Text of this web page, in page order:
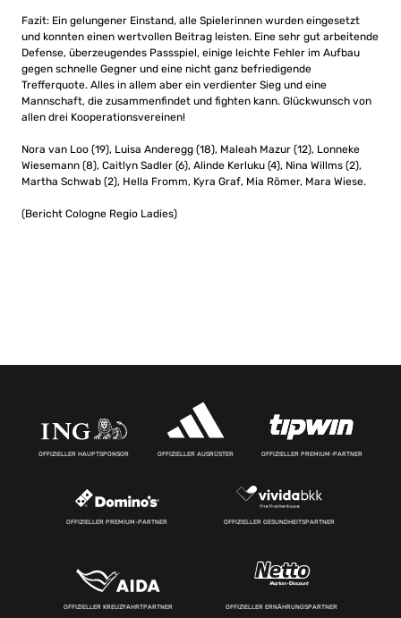
Fazit: Ein gelungener Einstand, alle Spielerinnen wurden eingesetzt
und konnten einen wertvollen Beitrag leisten. Eine sehr gut arbeitende
Defense, überzeugendes Passspiel, einige leichte Fehler im Aufbau
gegen schnelle Gegner und eine nicht ganz befriedigende
Trefferquote. Alles in allem aber ein verdienter Sieg und eine
Mannschaft, die zusammenfindet und fighten kann. Glückwunsch von
allen drei Kooperationsvereinen!
Nora van Loo (19), Luisa Anderegg (18), Maleah Mazur (12), Lonneke
Wiesemann (8), Caitlyn Sadler (6), Alinde Kerluku (4), Nina Willms (2),
Martha Schwab (2), Hella Fromm, Kyra Graf, Mia Römer, Mara Wiese.
(Bericht Cologne Regio Ladies)
OFFIZIELLER HAUPTSPONSOR OFFIZIELLER AUSRÜSTER OFFIZIELLER PREMIUM-PARTNER
OFFIZIELLER PREMIUM-PARTNER OFFIZIELLER GESUNDHEITSPARTNER
OFFIZIELLER KREUZFAHRTPARTNER OFFIZIELLER ERNÄHRUNGSPARTNER